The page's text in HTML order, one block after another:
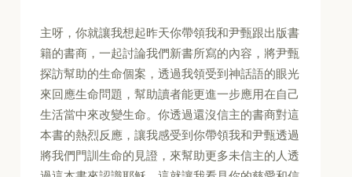
主呀，你就讓我想起昨天你帶領我和尹甄跟出版書
籍的書商，一起討論我們新書所寫的內容，將尹甄
探訪幫助的生命個案，透過我領受到神話語的眼光
來回應生命問題，幫助讀者能更進一步應用在自己
生活當中來改變生命。你透過還沒信主的書商對這
本書的熱烈反應，讓我感受到你帶領我和尹甄透過
將我們門訓生命的見證，來幫助更多未信主的人透